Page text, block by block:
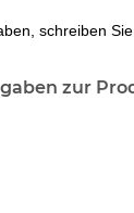
schreiben
zur